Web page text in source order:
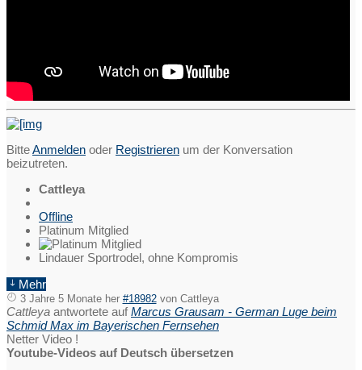
BitteAnmelden oder Registrieren um der Konversation
beizutreten.
Cattleya
Offline
Platinum Mitglied
Lindauer Sportrodel, ohne Kompromis
Mehr
3 Jahre 5 Monate her #18982 von Cattleya
Cattleya antwortete aufMarcus Grausam - German Luge beim
Schmid Max im Bayerischen Fernsehen
Netter Video !
Youtube-Videos auf Deutsch übersetzen